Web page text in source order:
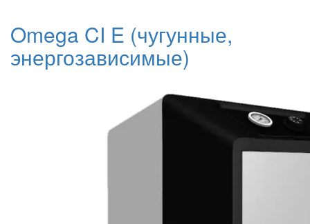
Omega CI E (чугунные,
энергозависимые)